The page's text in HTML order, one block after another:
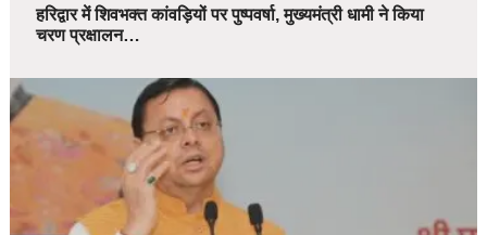
हरिद्वार में शिवभक्त कांवड़ियों पर पुष्पवर्षा, मुख्यमंत्री धामी ने किया
चरण प्रक्षालन…